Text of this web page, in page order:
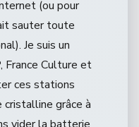
(ou pour
sauter toute
Je suis un
France Culture et
ces stations
cristalline grâce à